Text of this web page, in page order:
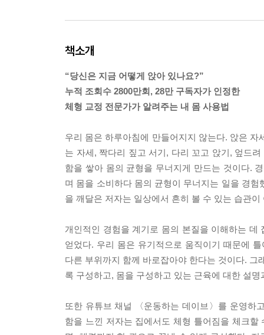
책소개
“당신은 지금 어떻게 앉아 있나요?”
누적 조회수 2800만회, 28만 구독자가 인정한
체형 교정 전문가가 알려주는 내 몸 사용법
우리 몸은 하루아침에 만들어지지 않는다. 앉은
는 자세, 짝다리 짚고 서기, 다리 꼬고 앉기, 엎드
함을 쌓아 몸의 균형을 무너지게 만드는 것이다.
며 몸을 소비하다 몸의 균형이 무너지는 일을 경
을 깨달은 저자는 일상에서 흔히 볼 수 있는 습관
개인적인 경험을 계기로 몸의 본질을 이해하는 데
얻었다. 우리 몸은 유기적으로 움직이기 때문에
다른 부위까지 함께 바로잡아야 한다는 것이다.
록 구성하고, 몸을 구성하고 있는 근육에 대한 설
또한 유튜브 채널 〈운동하는 데이브〉를 운영하
함을 느낀 저자는 집에서도 체형 틀어짐을 체크